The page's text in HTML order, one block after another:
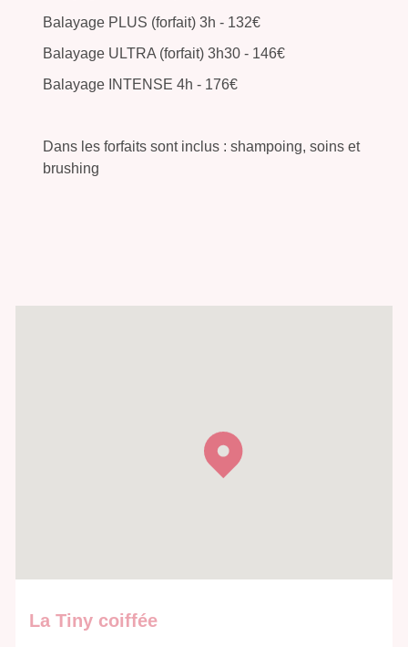
Balayage PLUS (forfait) 3h - 132€
Balayage ULTRA (forfait) 3h30 - 146€
Balayage INTENSE 4h - 176€
Dans les forfaits sont inclus : shampoing, soins et
brushing
La Tiny coiffée